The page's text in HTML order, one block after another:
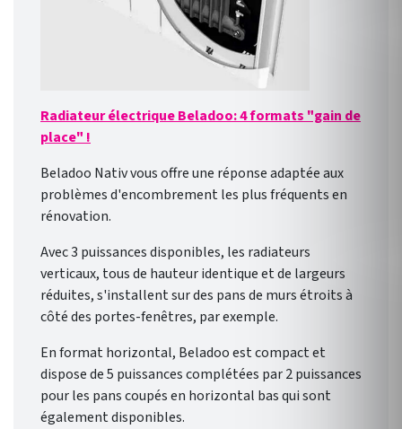
Radiateur électrique Beladoo: 4 formats "gain de
place" !
Beladoo Nativ vous offre une réponse adaptée aux
problèmes d'encombrement les plus fréquents en
rénovation.
Avec 3 puissances disponibles, les radiateurs
verticaux, tous de hauteur identique et de largeurs
réduites, s'installent sur des pans de murs étroits à
côté des portes-fenêtres, par exemple.
En format horizontal, Beladoo est compact et
dispose de 5 puissances complétées par 2 puissances
pour les pans coupés en horizontal bas qui sont
également disponibles.